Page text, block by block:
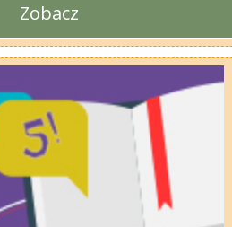
Zobacz